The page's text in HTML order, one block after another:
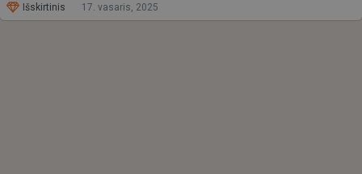
Išskirtinis 17. vasaris, 2025